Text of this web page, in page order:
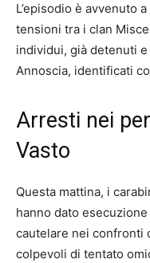
L’episodio è avvenuto
tensioni tra i clan
individui, già detenuti
Annoscia, identificati
Arresti nei
Vasto
Questa mattina, i
hanno dato
cautelare nei confronti
colpevoli di tentato